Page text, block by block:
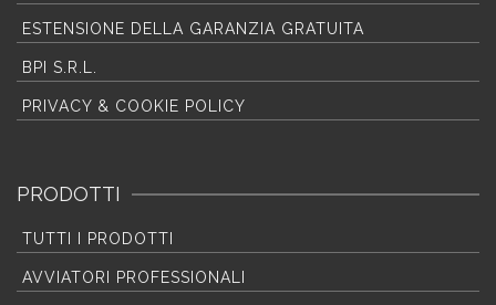
ESTENSIONE DELLA GARANZIA GRATUITA
BPI S.R.L.
PRIVACY & COOKIE POLICY
PRODOTTI
TUTTI I PRODOTTI
AVVIATORI PROFESSIONALI